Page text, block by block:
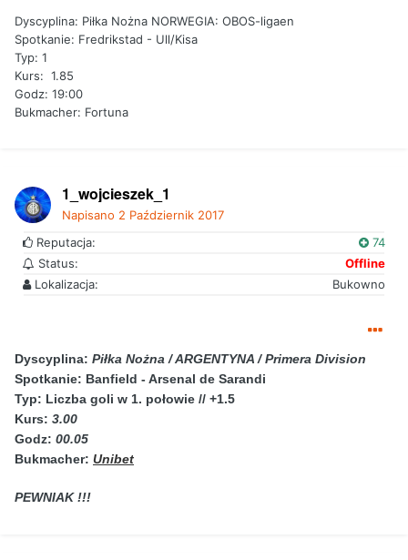
Dyscyplina: Piłka Nożna NORWEGIA: OBOS-ligaen
Spotkanie: Fredrikstad - Ull/Kisa
Typ: 1
Kurs: 1.85
Godz: 19:00
Bukmacher: Fortuna
1_wojcieszek_1
Napisano 2 Październik 2017
Reputacja:
74
Status:
Offline
Lokalizacja:
Bukowno
Dyscyplina: Piłka Nożna / ARGENTYNA / Primera Division
Spotkanie: Banfield - Arsenal de Sarandi
Typ: Liczba goli w 1. połowie // +1.5
Kurs: 3.00
Godz: 00.05
Bukmacher: Unibet
PEWNIAK !!!